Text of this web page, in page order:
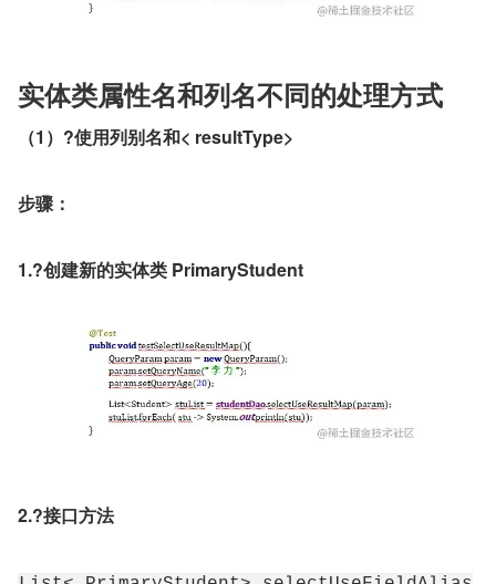
实体类属性名和列名不同的处理方式
（1）?使用列别名和< resultType>
步骤：
1.?创建新的实体类 PrimaryStudent
2.?接口方法